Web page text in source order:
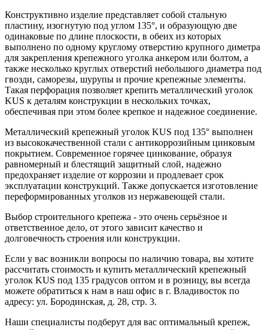
Конструктивно изделие представляет собой стальную
пластину, изогнутую под углом 135°, и образующую две
одинаковые по длине плоскости, в обеих из которых
выполнено по одному круглому отверстию крупного диметра
для закрепления крепежного уголка анкером или болтом, а
также несколько круглых отверстий небольшого диаметра под
гвозди, саморезы, шурупы и прочие крепежные элементы.
Такая перфорация позволяет крепить металлический уголок
KUS к деталям конструкции в нескольких точках,
обеспечивая при этом более крепкое и надежное соединение.
Металлический крепежный уголок KUS под 135° выполнен
из высококачественной стали с антикоррозийным цинковым
покрытием. Современное горячее цинкование, образуя
равномерный и блестящий защитный слой, надежно
предохраняет изделие от коррозии и продлевает срок
эксплуатации конструкций. Также допускается изготовление
переформированных уголков из нержавеющей стали.
Выбор строительного крепежа - это очень серьёзное и
ответственное дело, от этого зависит качество и
долговечность строения или конструкции.
Если у вас возникли вопросы по наличию товара, вы хотите
рассчитать стоимость и купить металлический крепежный
уголок KUS под 135 градусов оптом и в розницу, вы всегда
можете обратиться к нам в наш офис в г. Владивосток по
адресу: ул. Бородинская, д. 28, стр. 3.
Наши специалисты подберут для вас оптимальный крепеж,